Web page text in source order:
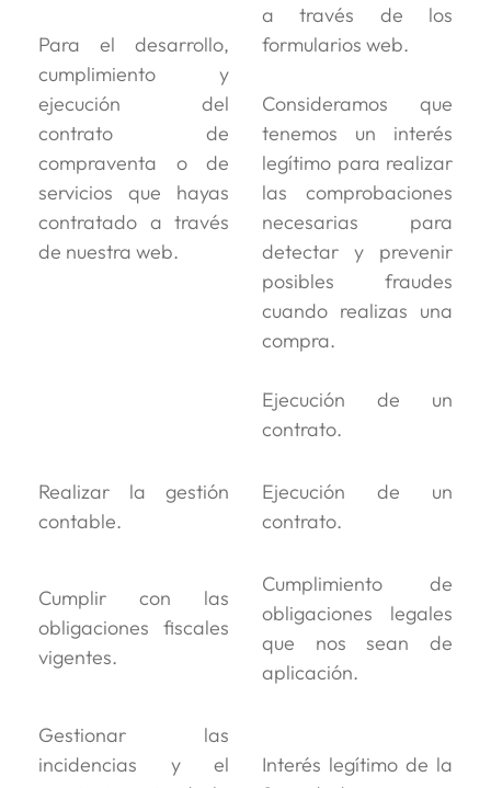
Para el desarrollo,
cumplimiento y
ejecución del
contrato de
compraventa o de
servicios que hayas
contratado a través
de nuestra web.
a través de los
formularios web.
Consideramos que
tenemos un interés
legítimo para realizar
las comprobaciones
necesarias para
detectar y prevenir
posibles fraudes
cuando realizas una
compra.
Ejecución de un
contrato.
Realizar la gestión
contable.
Ejecución de un
contrato.
Cumplir con las
obligaciones fiscales
vigentes.
Cumplimiento de
obligaciones legales
que nos sean de
aplicación.
Gestionar las
incidencias y el
Interés legítimo de la